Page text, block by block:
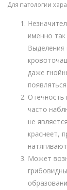
Для патологии
именно
Выделения
даже
Отечность
часто
не
краснеет,
Может